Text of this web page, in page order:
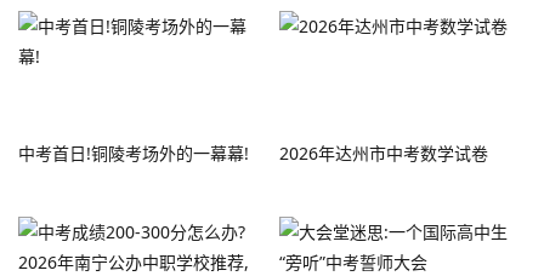
中考首日!铜陵考场外的一幕幕! 2026年达州市中考数学试卷